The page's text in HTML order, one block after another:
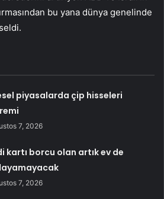
bu yana dünya genelinde
piyasalarda çip hisseleri
7, 2026
kartı borcu olan artık ev de
7, 2026